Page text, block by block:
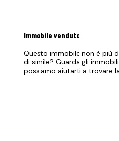
Immobile venduto
Questo immobile non è più
di simile? Guarda gli
possiamo aiutarti a trovare